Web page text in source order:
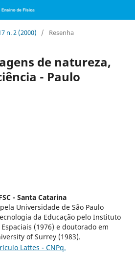
n. 2 (2000) / Resenha
de natureza,
- Paulo
- Santa Catarina
Universidade de São Paulo
da Educação pelo Instituto
(1976) e doutorado em
of Surrey (1983).
Lattes - CNPq.